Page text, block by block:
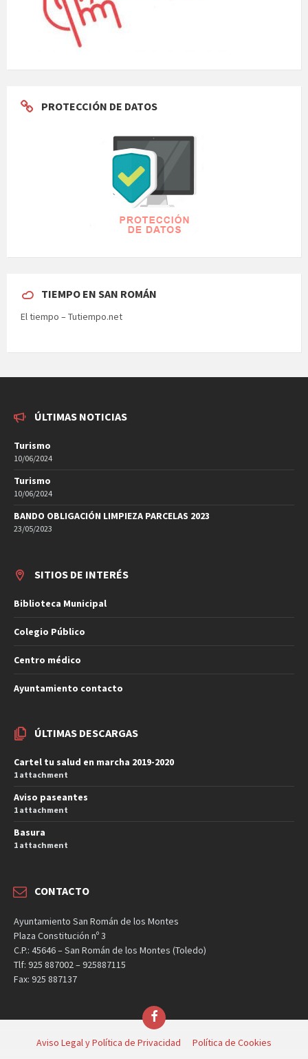
PROTECCIÓN DE DATOS
TIEMPO EN SAN ROMÁN
El tiempo – Tutiempo.net
ÚLTIMAS NOTICIAS
Turismo
10/06/2024
Turismo
10/06/2024
BANDO OBLIGACIÓN LIMPIEZA PARCELAS 2023
23/05/2023
SITIOS DE INTERÉS
Biblioteca Municipal
Colegio Público
Centro médico
Ayuntamiento contacto
ÚLTIMAS DESCARGAS
Cartel tu salud en marcha 2019-2020
1 attachment
Aviso paseantes
1 attachment
Basura
1 attachment
CONTACTO
Ayuntamiento San Román de los Montes
Plaza Constitución nº 3
C.P.: 45646 – San Román de los Montes (Toledo)
Tlf: 925 887002 – 925887115
Fax: 925 887137
Facebook
Aviso Legal y Política de Privacidad Política de Cookies